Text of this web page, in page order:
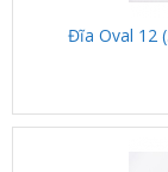
Đĩa Oval 12